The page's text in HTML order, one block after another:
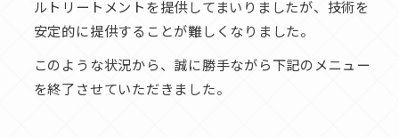
ルトリートメントを提供してまいりましたが、技術を
安定的に提供することが難しくなりました。
このような状況から、誠に勝手ながら下記のメニュー
を終了させていただきました。